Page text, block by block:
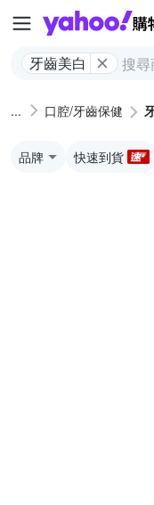
牙齒美白
口腔/牙齒保健
品牌 快速到貨